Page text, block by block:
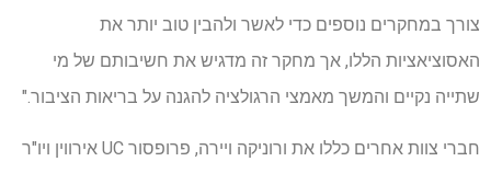
צורך במחקרים נוספים כדי לאשר ולהבין טוב יותר את
האסוציאציות הללו, אך מחקר זה מדגיש את חשיבותם של מי
שתייה נקיים והמשך מאמצי הרגולציה להגנה על בריאות הציבור."
חברי צוות אחרים כללו את ורוניקה ויירה, פרופסור UC אירווין ויו"ר